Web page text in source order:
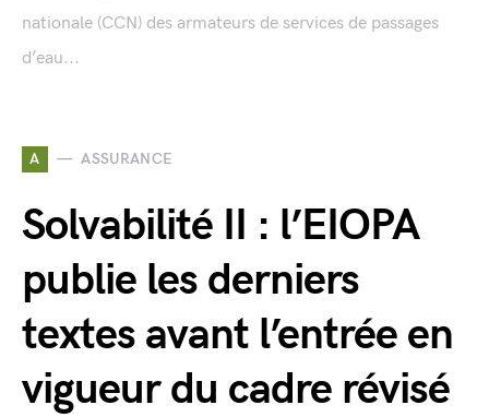
nationale (CCN) des armateurs de services de passages
d’eau...
A ASSURANCE
Solvabilité II : l’EIOPA
publie les derniers
textes avant l’entrée en
vigueur du cadre révisé